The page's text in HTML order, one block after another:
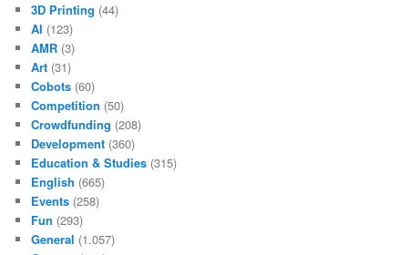
3D Printing (44)
AI (123)
AMR (3)
Art (31)
Cobots (60)
Competition (50)
Crowdfunding (208)
Development (360)
Education & Studies (315)
English (665)
Events (258)
Fun (293)
General (1.057)